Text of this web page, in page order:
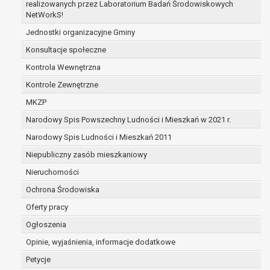
realizowanych przez Laboratorium Badań Środowiskowych
NetWorkS!
Jednostki organizacyjne Gminy
Konsultacje społeczne
Kontrola Wewnętrzna
Kontrole Zewnętrzne
MKZP
Narodowy Spis Powszechny Ludności i Mieszkań w 2021 r.
Narodowy Spis Ludności i Mieszkań 2011
Niepubliczny zasób mieszkaniowy
Nieruchomości
Ochrona Środowiska
Oferty pracy
Ogłoszenia
Opinie, wyjaśnienia, informacje dodatkowe
Petycje
zabezpieczenia ewentualnych roszczeń, a w
przypadku wyrażenia zgody na przetwarzanie
danych po zakończeniu i rozliczeniu umowy, do
czasu wycofania tej zgody.
Ponadto w przypadku umów o dofinansowanie
dane osobowe od momentu pozyskania
przechowywane są przez okres wynikający z
umowy o dofinansowanie zawartej między
beneficjentem a określoną instytucją, trwałości
danego projektu i konieczności zachowania
dokumentacji projektu do celów kontrolnych.
W związku z przetwarzaniem przez
administratora danych osobowych przysługuje
Pani/Panu:
prawo dostępu do treści danych oraz
prawo do żądania sprostowania danych na
podstawie art. 16 RODO,